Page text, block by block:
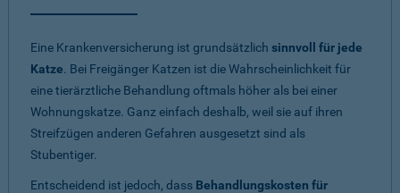
Eine Krankenversicherung ist grundsätzlich sinnvoll für jede
Katze. Bei Freigänger Katzen ist die Wahrscheinlichkeit für
eine tierärztliche Behandlung oftmals höher als bei einer
Wohnungskatze. Ganz einfach deshalb, weil sie auf ihren
Streifzügen anderen Gefahren ausgesetzt sind als
Stubentiger.
Entscheidend ist jedoch, dass Behandlungskosten für